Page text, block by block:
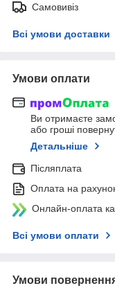
Самовивіз
Всі умови доставки
Умови оплати
Ви отримаєте
або гроші
Детальніше
Післяплата
Оплата на
Онлайн-оплата
Всі умови оплати
Умови